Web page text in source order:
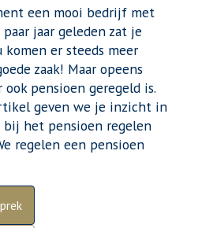
een mooi bedrijf met
paar jaar geleden zat je
komen er steeds meer
zaak! Maar opeens
pensioen geregeld is.
geven we je inzicht in
het pensioen regelen
regelen een pensioen